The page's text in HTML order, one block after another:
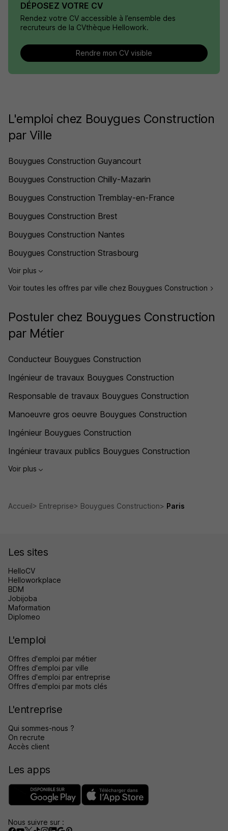
DÉPOSEZ VOTRE CV
Rendez votre CV accessible à l’ensemble des
recruteurs de la CVthèque Hellowork.
Rendre mon CV visible
L'emploi chez Bouygues Construction
par Ville
Bouygues Construction Guyancourt
Bouygues Construction Chilly-Mazarin
Bouygues Construction Tremblay-en-France
Bouygues Construction Brest
Bouygues Construction Nantes
Bouygues Construction Strasbourg
Voir plus
Voir toutes les offres par ville chez Bouygues Construction
Postuler chez Bouygues Construction
par Métier
Conducteur Bouygues Construction
Ingénieur de travaux Bouygues Construction
Responsable de travaux Bouygues Construction
Manoeuvre gros oeuvre Bouygues Construction
Ingénieur Bouygues Construction
Ingénieur travaux publics Bouygues Construction
Voir plus
Accueil Entreprise Bouygues Construction Paris
Les sites
HelloCV
Helloworkplace
BDM
Jobijoba
Maformation
Diplomeo
L'emploi
Offres d'emploi par métier
Offres d'emploi par ville
Offres d'emploi par entreprise
Offres d'emploi par mots clés
L'entreprise
Qui sommes-nous ?
On recrute
Accès client
Les apps
Nous suivre sur :